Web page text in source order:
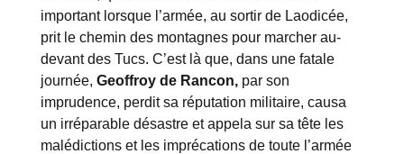
important lorsque l’armée, au sortir de Laodicée,
prit le chemin des montagnes pour marcher au-
devant des Tucs. C’est là que, dans une fatale
journée, Geoffroy de Rancon, par son
imprudence, perdit sa réputation militaire, causa
un irréparable désastre et appela sur sa tête les
malédictions et les imprécations de toute l’armée